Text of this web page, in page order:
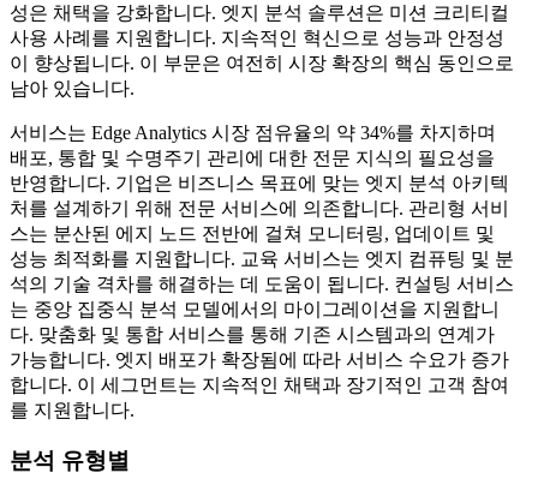
성은 채택을 강화합니다. 엣지 분석 솔루션은 미션 크리티컬
사용 사례를 지원합니다. 지속적인 혁신으로 성능과 안정성
이 향상됩니다. 이 부문은 여전히 ​​시장 확장의 핵심 동인으로
남아 있습니다.
서비스는 Edge Analytics 시장 점유율의 약 34%를 차지하며
배포, 통합 및 수명주기 관리에 대한 전문 지식의 필요성을
반영합니다. 기업은 비즈니스 목표에 맞는 엣지 분석 아키텍
처를 설계하기 위해 전문 서비스에 의존합니다. 관리형 서비
스는 분산된 에지 노드 전반에 걸쳐 모니터링, 업데이트 및
성능 최적화를 지원합니다. 교육 서비스는 엣지 컴퓨팅 및 분
석의 기술 격차를 해결하는 데 도움이 됩니다. 컨설팅 서비스
는 중앙 집중식 분석 모델에서의 마이그레이션을 지원합니
다. 맞춤화 및 통합 서비스를 통해 기존 시스템과의 연계가
가능합니다. 엣지 배포가 확장됨에 따라 서비스 수요가 증가
합니다. 이 세그먼트는 지속적인 채택과 장기적인 고객 참여
를 지원합니다.
분석 유형별